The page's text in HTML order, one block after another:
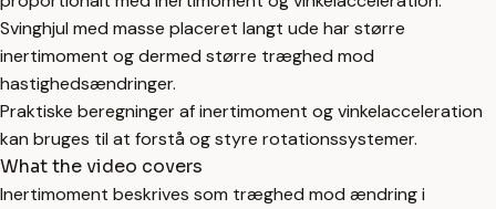
Svinghjul med masse placeret langt ude har større
inertimoment og dermed større træghed mod
hastighedsændringer.
Praktiske beregninger af inertimoment og vinkelacceleration
kan bruges til at forstå og styre rotationssystemer.
What the video covers
Inertimoment beskrives som træghed mod ændring i